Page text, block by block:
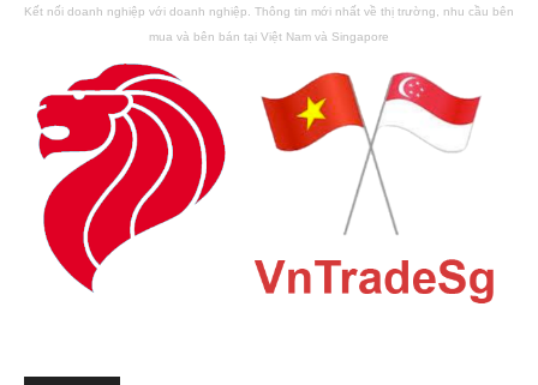
Kết nối doanh nghiệp với doanh nghiệp. Thông tin mới nhất về thị trường, nhu cầu bên
mua và bên bán tại Việt Nam và Singapore